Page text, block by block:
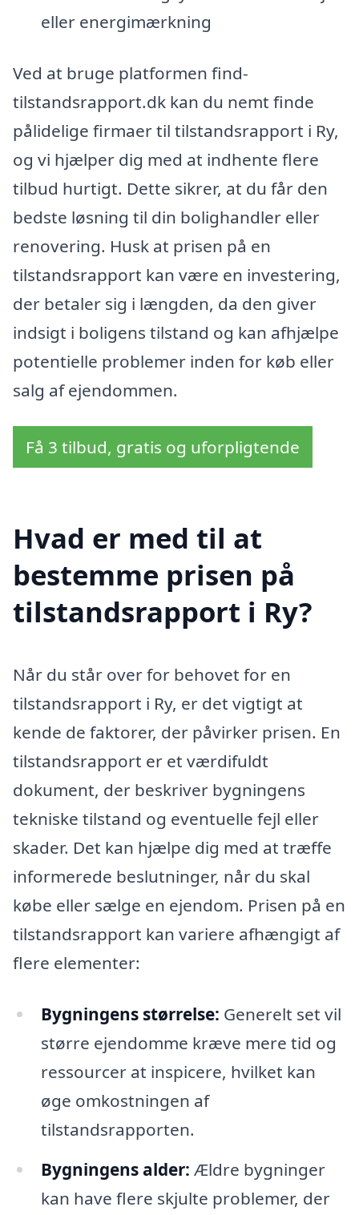
eller energimærkning
Ved at bruge platformen find-
tilstandsrapport.dk kan du nemt finde
pålidelige firmaer til tilstandsrapport i Ry,
og vi hjælper dig med at indhente flere
tilbud hurtigt. Dette sikrer, at du får den
bedste løsning til din bolighandler eller
renovering. Husk at prisen på en
tilstandsrapport kan være en investering,
der betaler sig i længden, da den giver
indsigt i boligens tilstand og kan afhjælpe
potentielle problemer inden for køb eller
salg af ejendommen.
Få 3 tilbud, gratis og uforpligtende
Hvad er med til at
bestemme prisen på
tilstandsrapport i Ry?
Når du står over for behovet for en
tilstandsrapport i Ry, er det vigtigt at
kende de faktorer, der påvirker prisen. En
tilstandsrapport er et værdifuldt
dokument, der beskriver bygningens
tekniske tilstand og eventuelle fejl eller
skader. Det kan hjælpe dig med at træffe
informerede beslutninger, når du skal
købe eller sælge en ejendom. Prisen på en
tilstandsrapport kan variere afhængigt af
flere elementer:
Bygningens størrelse: Generelt set vil
større ejendomme kræve mere tid og
ressourcer at inspicere, hvilket kan
øge omkostningen af
tilstandsrapporten.
Bygningens alder: Ældre bygninger
kan have flere skjulte problemer, der